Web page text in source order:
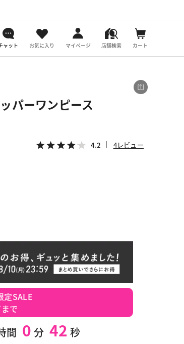
ャット お気に入り マイページ 店舗検索 カート
パーワンピース
4.2 4レビュー
定SALE
で
間 0 分 41 秒